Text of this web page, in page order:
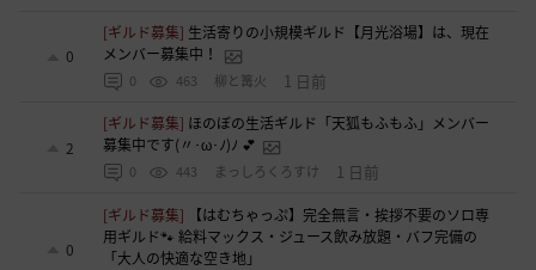
0
[ギルド募集] 生活寄りの小規模ギルド【月光浴場】は、現在
メンバー募集中！
0 463 柳と篝火 1 日前
2
[ギルド募集] ほのぼの生活ギルド「天狐もふもふ」メンバー
募集中です(〃･ω･ﾉ)ﾉ 💕
0 443 まっしろくろすけ 1 日前
0
[ギルド募集]
【はむちゃっぷ】完全無言・挨拶不要のソロ専
用ギルド🐾 給料マックス・ジュース飲み放題・バフ完備の
「大人の快適な空き地」